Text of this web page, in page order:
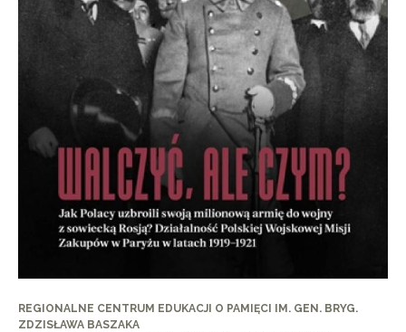
REGIONALNE CENTRUM EDUKACJI O PAMIĘCI IM. GEN. BRYG.
ZDZISŁAWA BASZAKA